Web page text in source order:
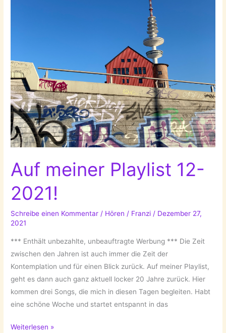
Auf meiner Playlist 12-
2021!
Schreibe einen Kommentar / Hören / Franzi / Dezember 27,
2021
*** Enthält unbezahlte, unbeauftragte Werbung *** Die Zeit
zwischen den Jahren ist auch immer die Zeit der
Kontemplation und für einen Blick zurück. Auf meiner Playlist,
geht es dann auch ganz aktuell locker 20 Jahre zurück. Hier
kommen drei Songs, die mich in diesen Tagen begleiten. Habt
eine schöne Woche und startet entspannt in das
Auf
Weiterlesen »